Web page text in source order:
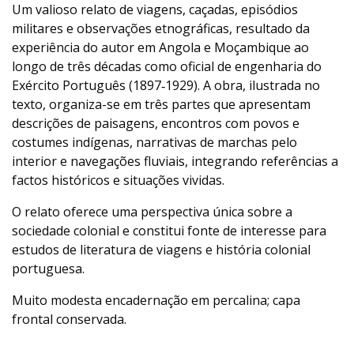
Um valioso relato de viagens, caçadas, episódios
militares e observações etnográficas, resultado da
experiência do autor em Angola e Moçambique ao
longo de três décadas como oficial de engenharia do
Exército Português (1897‑1929). A obra, ilustrada no
texto, organiza-se em três partes que apresentam
descrições de paisagens, encontros com povos e
costumes indígenas, narrativas de marchas pelo
interior e navegações fluviais, integrando referências a
factos históricos e situações vividas.
O relato oferece uma perspectiva única sobre a
sociedade colonial e constitui fonte de interesse para
estudos de literatura de viagens e história colonial
portuguesa.
Muito modesta encadernação em percalina; capa
frontal conservada.